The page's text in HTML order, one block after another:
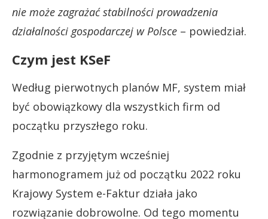
nie może zagrażać stabilności prowadzenia
działalności gospodarczej w Polsce – powiedział.
Czym jest KSeF
Według pierwotnych planów MF, system miał
być obowiązkowy dla wszystkich firm od
początku przyszłego roku.
Zgodnie z przyjętym wcześniej
harmonogramem już od początku 2022 roku
Krajowy System e-Faktur działa jako
rozwiązanie dobrowolne. Od tego momentu